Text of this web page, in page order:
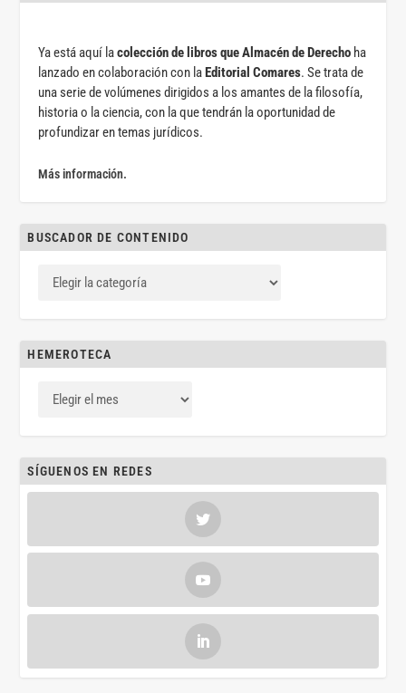
Ya está aquí lacolección de libros que Almacén de Derecho ha
lanzado en colaboración con laEditorial Comares. Se trata de
una serie de volúmenes dirigidos a los amantes de la filosofía,
historia o la ciencia, con la que tendrán la oportunidad de
profundizar en temas jurídicos.
Más información.
BUSCADOR DE CONTENIDO
HEMEROTECA
SÍGUENOS EN REDES